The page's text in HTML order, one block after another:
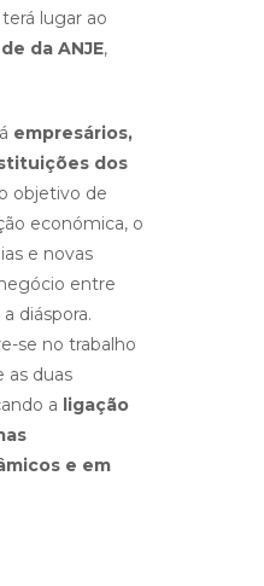
lugar ao
da ANJE,
empresários,
dos
objetivo de
económica, o
e novas
entre
diáspora.
se no trabalho
as duas
a ligação
e em